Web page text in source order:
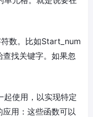
数。比如Start_num
找关键字。如果忽
起使用，以实现特定
用：这些函数可以